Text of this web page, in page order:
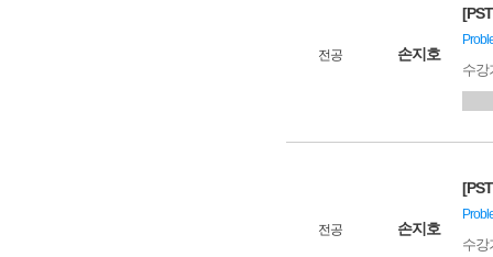
전공 손지호
수
전공 손지호
수